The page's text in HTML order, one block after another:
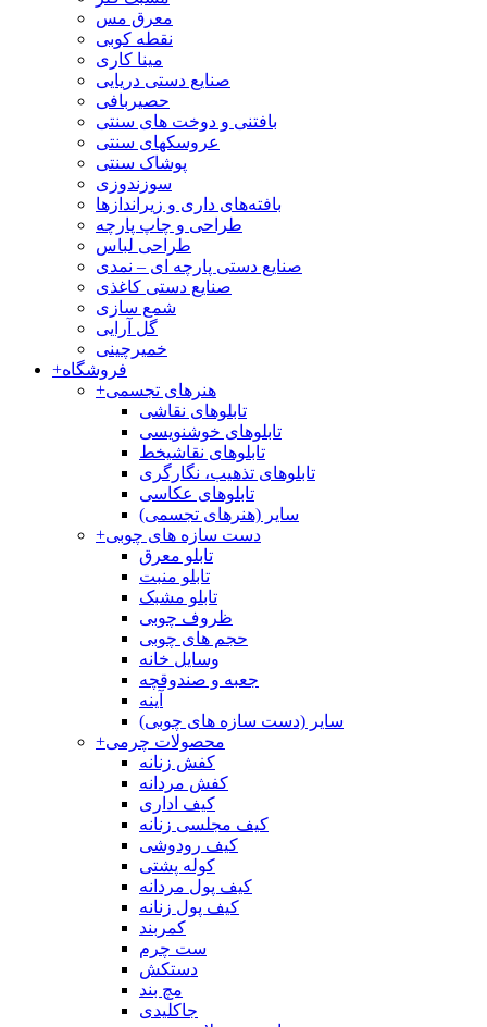
معرق مس
نقطه کوبی
مینا کاری
صنایع دستی دریایی
حصیربافی
بافتنی‌ و دوخت های سنتی
عروسکهای سنتی
پوشاک سنتی
سوزندوزی
بافته‌های داری و زیراندازها
طراحی و چاپ پارچه
طراحی لباس
صنایع دستی پارچه ای – نمدی
صنایع دستی کاغذی
شمع سازی
گل آرایی
خمیرچینی
+فروشگاه
+هنرهای تجسمی
تابلوهای نقاشی
تابلوهای خوشنویسی
تابلوهای نقاشیخط
تابلوهای تذهیب، نگارگری
تابلوهای عکاسی
سایر (هنرهای تجسمی)
+دست سازه های چوبی
تابلو معرق
تابلو منبت
تابلو مشبک
ظروف چوبی
حجم های چوبی
وسایل خانه
جعبه و صندوقچه
آینه
سایر (دست سازه های چوبی)
+محصولات چرمی
کفش زنانه
کفش مردانه
کیف اداری
کیف مجلسی زنانه
کیف رودوشی
کوله پشتی
کیف پول مردانه
کیف پول زنانه
کمربند
ست چرم
دستکش
مچ بند
جاکلیدی